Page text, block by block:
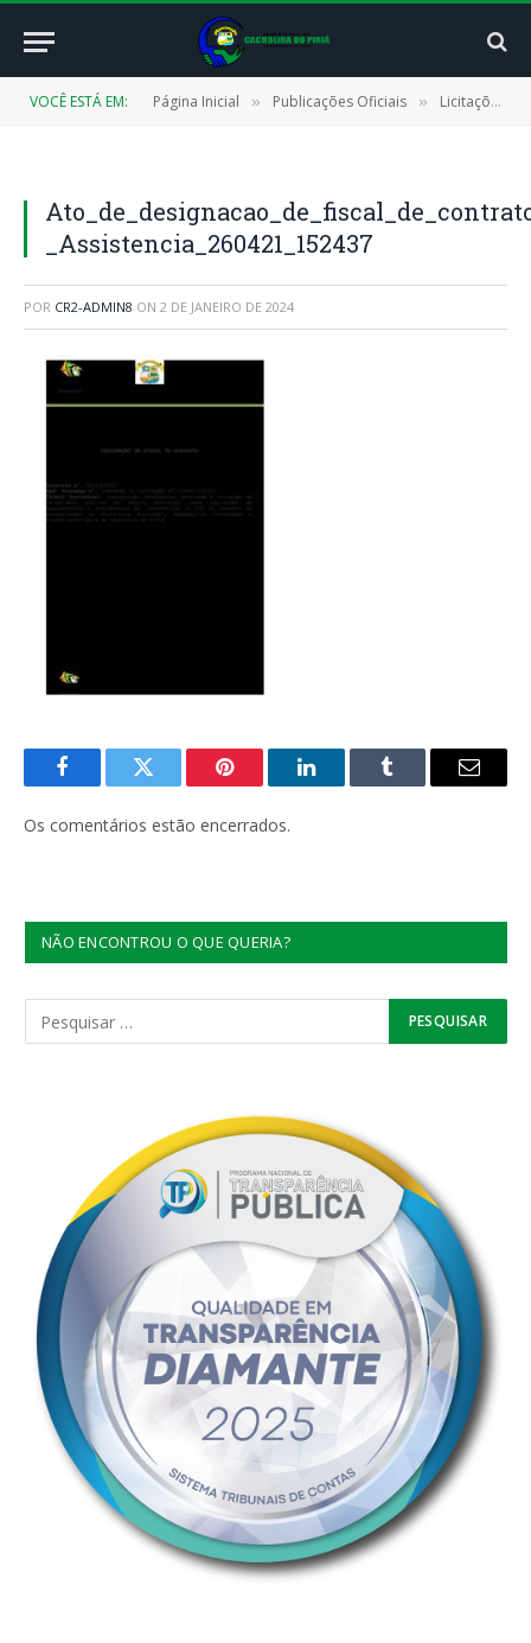
VOCÊ ESTÁ EM: Página Inicial » Publicações Oficiais » Licitações
_Assistencia_260421_152437
POR CR2-ADMIN8 ON 2 DE JANEIRO DE 2024
FacebookTwitter Pinterest LinkedInTumblr
E-
Os comentários estão encerrados.
NÃO ENCONTROU O QUE QUERIA?